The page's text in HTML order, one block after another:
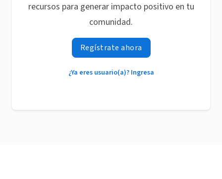
recursos para generar impacto positivo en tu
comunidad.
Regístrate ahora
¿Ya eres usuario(a)? Ingresa